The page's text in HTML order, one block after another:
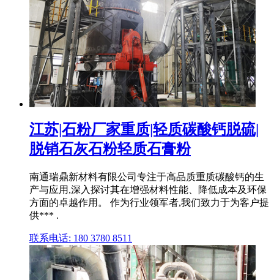
江苏|石粉厂家重质|轻质碳酸钙脱硫|
脱销石灰石粉轻质石膏粉
南通瑞鼎新材料有限公司专注于高品质重质碳酸钙的生
产与应用,深入探讨其在增强材料性能、降低成本及环保
方面的卓越作用。 作为行业领军者,我们致力于为客户提
供*** .
联系电话: 180 3780 8511